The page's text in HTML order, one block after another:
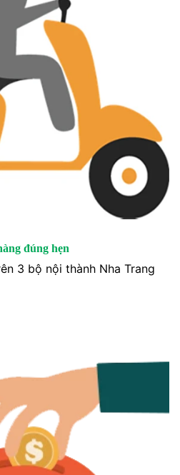
đúng hẹn
3 bộ nội thành Nha Trang